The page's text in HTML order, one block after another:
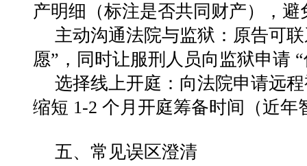
产明细（标注是否共同财产），
主动沟通法院与监狱 ：原告可
愿” ，同时让服刑人员向监狱申请 “
选择线上开庭 ：向法院申请远
缩短 1-2 个月开庭筹备时间（近年
五、常见误区澄清